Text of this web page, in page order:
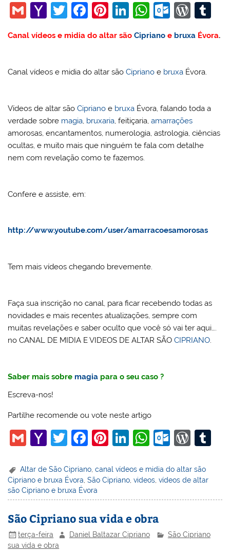
G
ai
Y
h
o
ai
l
T
itt
F
c
b
o
k
Pi
er
st
Li
k
dI
W
at
A
p
O
lo
k.
o
m
W
or
d
e
m
Canal vídeos e midia do altar sãoCipriano e bruxa Évora.
Canal vídeos e midia do altar sãoCipriano e bruxa Évora.
Vídeos de altar sãoCipriano e bruxa Évora, falando toda a
verdade sobre magia, bruxaria, feitiçaria,amarrações
amorosas, encantamentos, numerologia, astrologia, ciências
ocultas, e muito mais que ninguém te fala com detalhe
nem com revelação como te fazemos.
Confere e assiste, em:
http://www.youtube.com/user/amarracoesamorosas
Tem mais vídeos chegando brevemente.
Faça sua inscrição no canal, para ficar recebendo todas as
novidades e mais recentes atualizações, sempre com
muitas revelações e saber oculto que você só vai ter aqui….
no CANAL DE MIDIA E VIDEOS DE ALTAR SÃOCIPRIANO.
Saber mais sobre magia para o seu caso ?
Escreva-nos!
Partilhe recomende ou vote neste artigo
G
ai
l
Y
h
o
o
M
ai
T
itt
er
F
c
e
b
o
o
Pi
er
e
st
Li
k
e
dI
n
W
at
s
A
p
p
O
lo
o
k.
o
W
d
Pr
e r
Altar de São Cipriano ,canal vídeos e midia do altar são
Cipriano e bruxa Évora,São Cipriano,videos,vídeos de altar
são Cipriano e bruxa Évora
São Cipriano sua vida e obra
terça-feira Daniel Baltazar Cipriano
São Cipriano
sua vida e obra